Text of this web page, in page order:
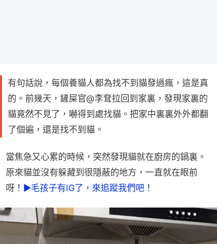
有句話說，每個養貓人都為找不到貓發過瘋，這是真
的。前幾天，鏟屎官@李耷拉回到家裏，發現家裏的
貓竟然不見了，嚇得到處找貓。把家中裏裏外外都翻
了個遍，還是找不到貓。
當焦急又心累的時候，突然發現貓就在廚房的鍋裏。
原來貓並沒有躲藏到很隱蔽的地方，一直就在眼前
呀！ ►毛孩子有IG了，來追蹤我們吧！